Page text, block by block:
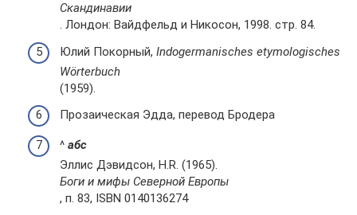
Скандинавии
. Лондон: Вайдфельд и Никосон, 1998. стр. 84.
Юлий Покорный, Indogermanisches etymologisches
Wörterbuch
(1959).
Прозаическая Эдда, перевод Бродера
^ абc
Эллис Дэвидсон, H.R. (1965).
Боги и мифы Северной Европы
, п. 83, ISBN 0140136274